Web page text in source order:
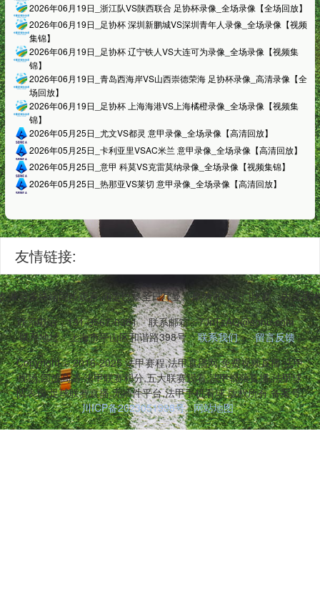
2026年06月19日_浙江队VS陕西联合 足协杯录像_全场录像【全场回放】
2026年06月19日_足协杯 深圳新鹏城VS深圳青年人录像_全场录像【视频
集锦】
2026年06月19日_足协杯 辽宁铁人VS大连可为录像_全场录像【视频集
锦】
2026年06月19日_青岛西海岸VS山西崇德荣海 足协杯录像_高清录像【全
场回放】
2026年06月19日_足协杯 上海海港VS上海橘橙录像_全场录像【视频集
锦】
2026年05月25日_尤文VS都灵 意甲录像_全场录像【高清回放】
2026年05月25日_卡利亚里VSAC米兰 意甲录像_全场录像【高清回放】
2026年05月25日_意甲 科莫VS克雷莫纳录像_全场录像【视频集锦】
2026年05月25日_热那亚VS莱切 意甲录像_全场录像【高清回放】
友情链接:
容多终端同步观看,涵盖巴黎圣日耳曼、摩纳哥等豪门比赛。内含
联系电话：131-3567-0381
联系邮箱：7JnTzAQ@sohu.com
联系地址：上海市平山区和谐路398号
联系我们
留言反馈
Copyright © 2016-2025 法甲赛程,法甲直播网,免费视频直播,法甲
现场,回放高清,法甲联赛积分,五大联赛观看,法甲视频直播,法甲球
队表现,足球联赛直播,无插件平台,法甲手机看球 版权所有 备案号:
川ICP备2023051998号 网站地图